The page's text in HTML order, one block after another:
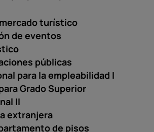
turístico
de eventos
públicas
para la empleabilidad I
Grado Superior
II
extranjera
de pisos